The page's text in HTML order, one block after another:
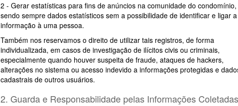
2 - Gerar estatísticas para fins de anúncios na comunidade do condomínio,
sendo sempre dados estatísticos sem a possibilidade de identificar e ligar a
informação à uma pessoa.
Também nos reservamos o direito de utilizar tais registros, de forma
individualizada, em casos de investigação de ilícitos civis ou criminais,
especialmente quando houver suspeita de fraude, ataques de hackers,
alterações no sistema ou acesso indevido a informações protegidas e
cadastrais de outros usuários.
2. Guarda e Responsabilidade pelas Informações Coletadas